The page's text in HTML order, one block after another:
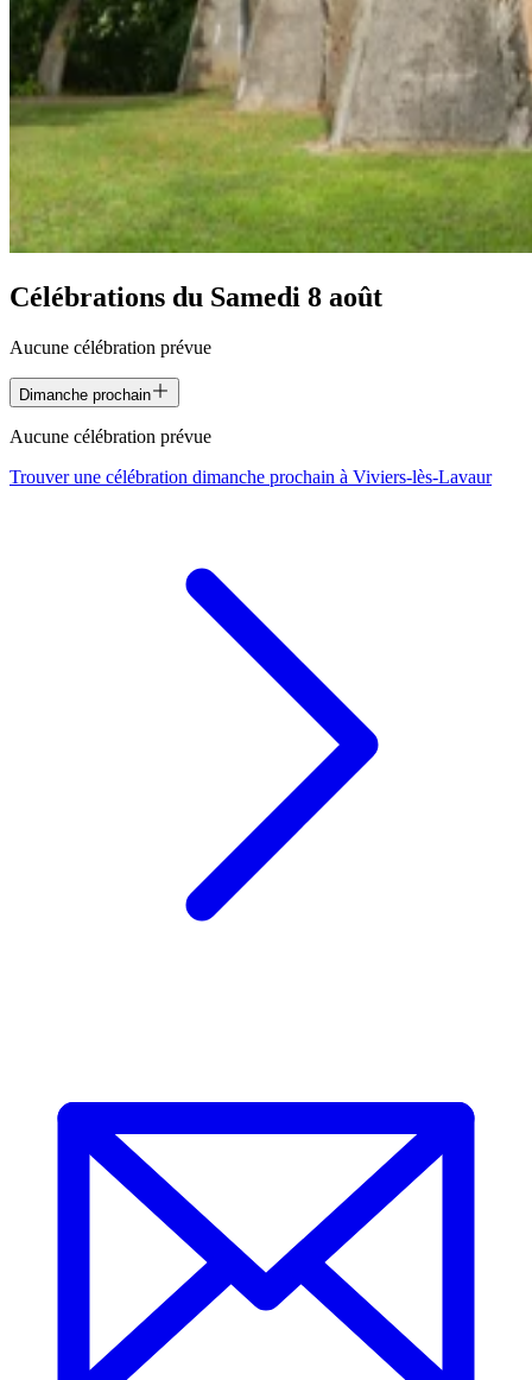
Célébrations du Samedi 8 août
Aucune célébration prévue
Dimanche prochain
Aucune célébration prévue
Trouver une célébration dimanche prochain à Viviers-lès-Lavaur